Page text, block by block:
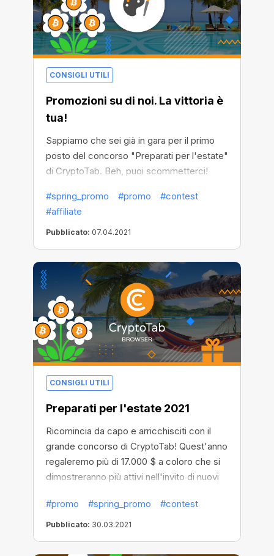
CONSIGLI UTILI
Promozioni su di noi. La vittoria è
tua!
Sappiamo che sei già in gara per il primo
posto del concorso "Preparati per l'estate"
di CryptoTab. Beh, puoi scommetterci!
numero di vincitori scelti casualmente
#spring_promo #promo
#contest
#affiliate
Pubblicato: 07.04.2021
CONSIGLI UTILI
Preparati per l'estate 2021
Ricomincia da capo e arricchisciti con il
grande concorso di CryptoTab! Quest'anno
regaleremo più di 17.000 $ a coloro che si
dimostreranno più attivi nell'invito di nuovi
possibile per vincere uno dei 5 premi
principali!
#promo #spring_promo #contest
Pubblicato: 30.03.2021